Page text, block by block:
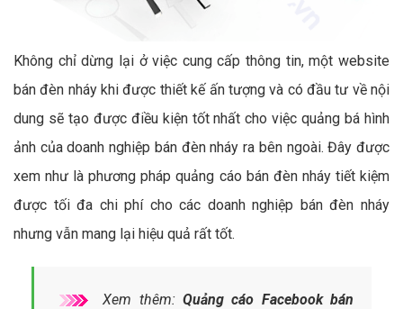
Không chỉ dừng lại ở việc cung cấp thông tin, một website
bán đèn nháy khi được thiết kế ấn tượng và có đầu tư về nội
dung sẽ tạo được điều kiện tốt nhất cho việc quảng bá hình
ảnh của doanh nghiệp bán đèn nháy ra bên ngoài. Đây được
xem như là phương pháp quảng cáo bán đèn nháy tiết kiệm
được tối đa chi phí cho các doanh nghiệp bán đèn nháy
nhưng vẫn mang lại hiệu quả rất tốt.
Xem thêm: Quảng cáo Facebook bán